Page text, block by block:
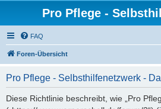
Pro Pflege -
FAQ
Foren-Übersicht
Pro Pflege - Selbsthilfenetzwerk -
Diese Richtlinie beschreibt, wie „Pro